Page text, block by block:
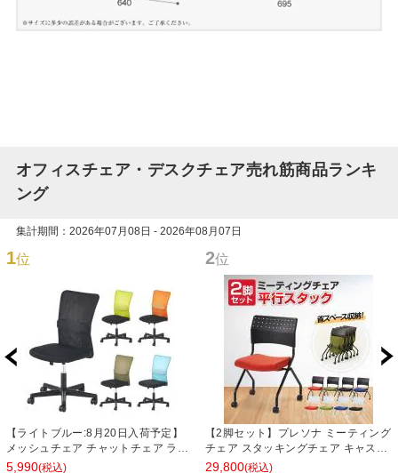
オフィスチェア・デスクチェア売れ筋商品ランキ
ング
集計期間：2026年07月08日 - 2026年08月07日
1位
【ライトブルー:8月20日入荷予定】
メッシュチェア チャットチェア ラン
バーサポート オフィスチェア デスク
5,990(税込)
2位
【2脚セット】プレソナ ミーティング
チェア スタッキングチェア キャスタ
ー付き 座面クッション 幅570×奥行
29,800(税込)